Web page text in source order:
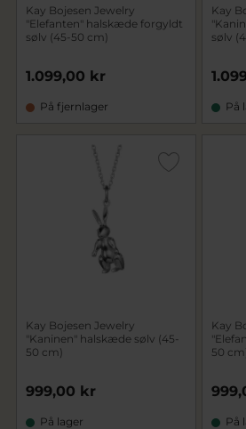
Kay Bojesen Jewelry
"Elefanten" halskæde forgyldt
sølv (45-50 cm)
1.099,00 kr
På fjernlager
Kay
sølv
På
Kay Bojesen Jewelry
"Kaninen" halskæde sølv (45-
50 cm)
999,00 kr
På lager
Kay
50
På